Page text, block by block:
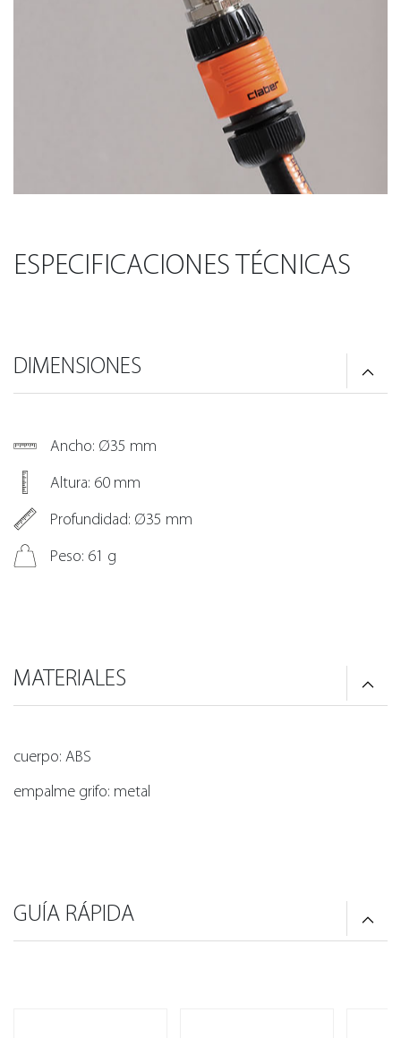
ESPECIFICACIONES TÉCNICAS
DIMENSIONES
Ancho: Ø35 mm
Altura: 60 mm
Profundidad: Ø35 mm
Peso: 61 g
MATERIALES
cuerpo: ABS
empalme grifo: metal
GUÍA RÁPIDA